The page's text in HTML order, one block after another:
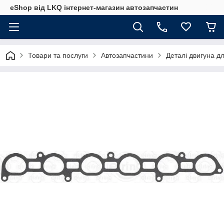
eShop від LKQ інтернет-магазин автозапчастин
Товари та послуги Автозапчастини Деталі двигуна